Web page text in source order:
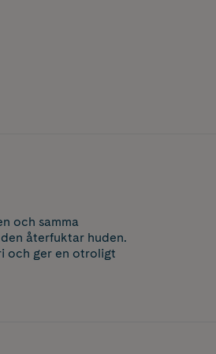
och samma
återfuktar huden.
och ger en otroligt